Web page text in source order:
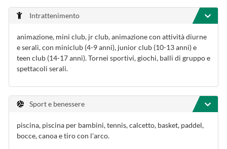
Intrattenimento
animazione, mini club, jr club, animazione con attività diurne
e serali, con miniclub (4-9 anni), junior club (10-13 anni) e
teen club (14-17 anni). Tornei sportivi, giochi, balli di gruppo e
spettacoli serali.
Sport e benessere
piscina, piscina per bambini, tennis, calcetto, basket, paddel,
bocce, canoa e tiro con l'arco.